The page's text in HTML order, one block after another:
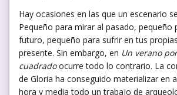
Hay ocasiones en las que un escenario
Pequeño para mirar al pasado, pequeño
futuro, pequeño para sufrir en tus
presente. Sin embargo, en Un verano
cuadradoocurre todo lo contrario. La
de Gloria ha conseguido materializar en
hora y media todo un trabajo de